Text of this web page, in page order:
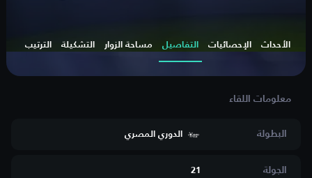
الأحداث الإحصائيات التفاصيل مساحة الزوار التشكيلة الترتيب
البطولة الدوري المصري
الجولة 21